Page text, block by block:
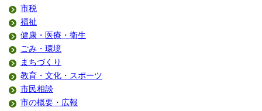
市税
福祉
健康・医療・衛生
ごみ・環境
まちづくり
教育・文化・スポーツ
市民相談
市の概要・広報